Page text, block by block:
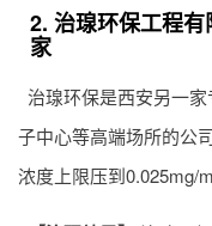
2. 治瑔环保工程
家
治瑔环保是西安另一
子中心等高端场所的公
浓度上限压到0.025mg/